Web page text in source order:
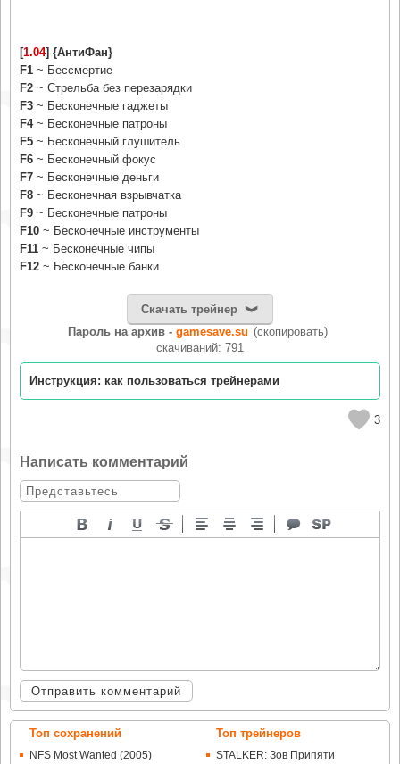
Топ сохранений
NFS Most Wanted (2005)
Топ трейнеров
STALKER: Зов Припяти
[1.04] {АнтиФан}
F1 ~ Бессмертие
F2 ~ Стрельба без перезарядки
F3 ~ Бесконечные гаджеты
F4~ Бесконечные патроны
F5 ~ Бесконечный глушитель
F6 ~ Бесконечный фокус
F7 ~ Бесконечные деньги
F8 ~ Бесконечная взрывчатка
F9 ~ Бесконечные патроны
F10 ~ Бесконечные инструменты
F11 ~ Бесконечные чипы
F12 ~ Бесконечные банки
Скачать трейнер
Пароль на архив - gamesave.su (скопировать)
cкачиваний: 791
Инструкция: как пользоваться трейнерами
3
Написать комментарий
Отправить комментарий